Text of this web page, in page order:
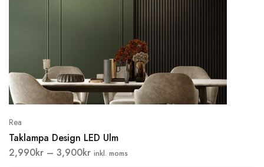
Rea
Taklampa Design LED Ulm
2,990kr – 3,900kr inkl. moms